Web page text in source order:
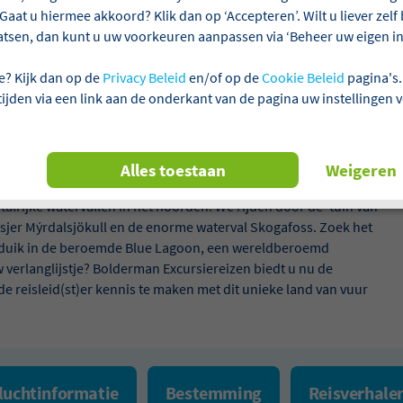
de overweldigende natuurfenomenen en het
u mee door het spectaculaire landschap van de ‘Gouden
watervallen in het noorden. We rijden door de ‘tuin van
Mýrdalsjökull en de enorme waterval Skogafoss. Zoek het
in de beroemde Blue Lagoon, een wereldberoemd
Bolderman Excursiereizen biedt u nu de
reisleid(st)er kennis te maken met dit unieke land van vuur
Bestemming
u hiermee akkoord? Klik dan op ‘Accepteren’. Wilt u liever
dan kunt u uw voorkeuren aanpassen via ‘Beheer uw eigen
Kijk dan op de Privacy Beleid en/of op deCookie Beleid pagina's.
via een link aan de onderkant van de pagina uw instellingen
Weigeren
Alles toestaan